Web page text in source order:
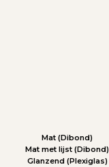
Mat (Dibond)
Mat met lijst (Dibond)
Glanzend (Plexiglas)